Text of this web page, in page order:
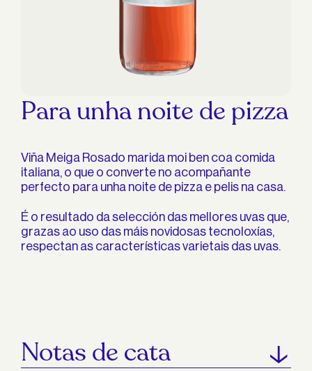
Para unha noite de pizza
Viña Meiga Rosado marida moi ben coa comida
italiana, o que o converte no acompañante
perfecto para unha noite de pizza e pelis na casa.
É o resultado da selección das mellores uvas que,
grazas ao uso das máis novidosas tecnoloxías,
respectan as características varietais das uvas.
Notas de cata